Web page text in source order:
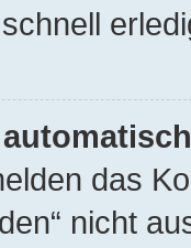
das
nicht